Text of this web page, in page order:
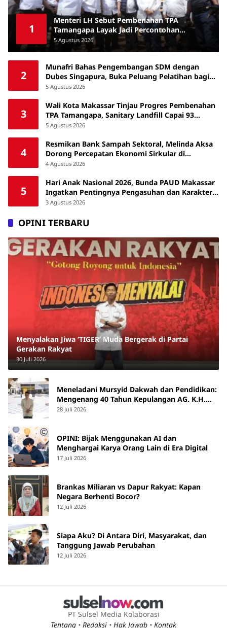
1
Menteri LH Sebut Pembenahan TPA
Tamangapa Layak Jadi Percontohan
Nasional
5 Agustus 2026
2
Munafri Bahas Pengembangan SDM dengan
Dubes Singapura, Buka Peluang Pelatihan bagi
ASN hingga Masyarakat
5 Agustus 2026
3
Wali Kota Makassar Tinjau Progres Pembenahan
TPA Tamangapa, Sanitary Landfill Capai 93
Persen
5 Agustus 2026
4
Resmikan Bank Sampah Sektoral, Melinda Aksa
Dorong Percepatan Ekonomi Sirkular di
Makassar
4 Agustus 2026
5
Hari Anak Nasional 2026, Bunda PAUD Makassar
Ingatkan Pentingnya Pengasuhan dan Karakter
Anak
3 Agustus 2026
OPINI TERBARU
Menyalakan Jiwa ‘TIGER’ Muda Bergerak di Partai
Gerakan Rakyat
30 Juli 2026
Meneladani Mursyid Dakwah dan Pendidikan:
Mengenang 40 Tahun Kepulangan AG. K.H.
Yunus Martan
28 Juli 2026
OPINI: Bijak Menggunakan AI dan
Menghargai Karya Orang Lain di Era Digital
17 Juli 2026
Brankas Miliaran vs Dapur Rakyat: Kapan
Negara Berhenti Bocor?
12 Juli 2026
Siapa Aku? Di Antara Diri, Masyarakat, dan
Tanggung Jawab Perubahan
12 Juli 2026
PT Sulsel Media Kolaborasi
Tentang • Redaksi • Hak Jawab • Kontak